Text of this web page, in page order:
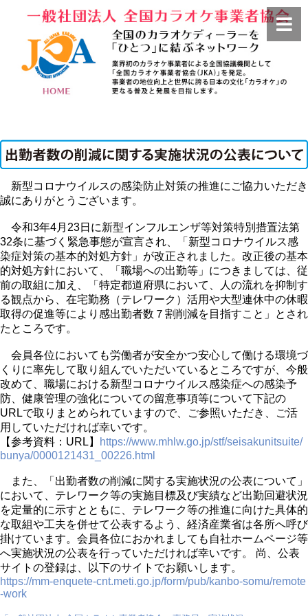
新型コロナウイルスの感染防止対策の推進にご協力いただき
誠にありがとうございます。
令和3年4月23日に新型インフルエンザ等対策特別措置法第
32条に基づく緊急事態が宣言され、「新型コロナウイルス感
染症対策の基本的対処方針」が改正されました。改正後の基本
的対処方針において、「職場への出勤等」につきましては、従
前の取組に加え、「特定都道府県において、人の流れを抑制す
る観点から、在宅勤務（テレワーク）活用や大型連休中の休暇
取得の促進等により感出勤者数７割削減を目指すこと」とされ
たところです。
会員各位においても労働者が安全かつ安心して働ける環境づ
くりに率先して取り組んでいただいているところですが、今般
改めて、職場における新型コロナウイルス感染症への感染予
防、健康管理の強化についての留意事項等について下記の
URLで取りまとめられていますので、ご参照いただき、ご活
用していただければ幸いです。
【参考資料：URL】
https://www.mhlw.go.jp/stf/seisakunitsuite/
bunya/0000121431_00226.html
また、「出勤者数の削減に関する実施状況の公表について」
において、テレワーク等の実施目標及び実績など出勤回避状況
を定量的に示すとともに、テレワーク等の推進に向けた具体的
な取組や工夫を併せて公表するよう、経済産業省は各所へ呼び
掛けています。会員各位におかれましても自社ホームページ等
へ実施状況の公表を行っていただければ幸いです。 尚、公表
サイトの登録は、以下のサイトでお願いします。
https://mm-enquete-cnt.meti.go.jp/form/pub/kanbo-somu/remote
-work